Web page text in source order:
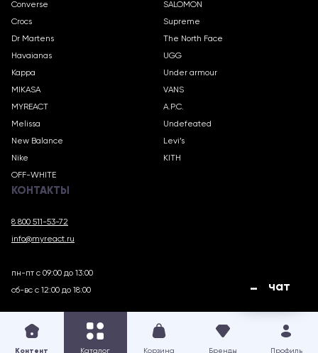
Converse
Crocs
Dr Martens
Havaianas
Kappa
MIKASA
MYREACT
Melissa
New Balance
Nike
OFF-WHITE
SALOMON
Supreme
The North Face
UGG
Under armour
VANS
A.P.C.
Undefeated
Levi’s
KITH
КОНТАКТЫ
8 800 511-53-72
info@myreact.ru
пн-пт с 09:00 до 13:00
сб-вс с 12:00 до 18:00
Контент Каталог Корзина Бренды Профиль
чат